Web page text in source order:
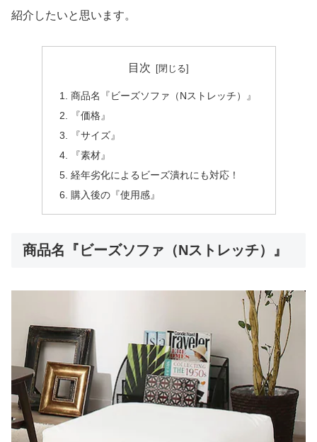
紹介したいと思います。
目次
商品名『ビーズソファ（Nストレッチ）』
『価格』
『サイズ』
『素材』
経年劣化によるビーズ潰れにも対応！
購入後の『使用感』
商品名『ビーズソファ（Nストレッチ）』